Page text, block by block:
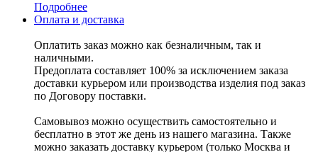
Подробнее
Оплата и доставка
Оплатить заказ можно как безналичным, так и
наличными.
Предоплата составляет 100% за исключением заказа
доставки курьером или производства изделия под заказ
по Договору поставки.
Самовывоз можно осуществить самостоятельно и
бесплатно в этот же день из нашего магазина. Также
можно заказать доставку курьером (только Москва и